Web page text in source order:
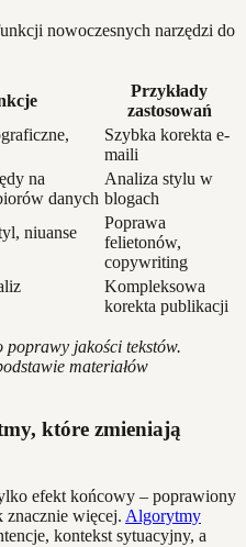
nowoczesnych narzędzi do
Przykłady
zastosowań
Szybka korekta e-
maili
na
danych
Analiza stylu w
blogach
niuanse
Poprawa
felietonów,
copywriting
Kompleksowa
korekta publikacji
jakości tekstów.
materiałów
które zmieniają
efekt końcowy – poprawiony
znacznie więcej. Algorytmy
kontekst sytuacyjny, a